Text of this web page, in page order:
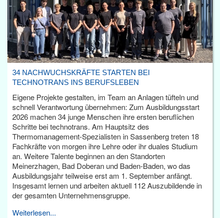
34 NACHWUCHSKRÄFTE STARTEN BEI
TECHNOTRANS INS BERUFSLEBEN
Eigene Projekte gestalten, im Team an Anlagen tüfteln und
schnell Verantwortung übernehmen: Zum Ausbildungsstart
2026 machen 34 junge Menschen ihre ersten beruflichen
Schritte bei technotrans. Am Hauptsitz des
Thermomanagement-Spezialisten in Sassenberg treten 18
Fachkräfte von morgen ihre Lehre oder ihr duales Studium
an. Weitere Talente beginnen an den Standorten
Meinerzhagen, Bad Doberan und Baden-Baden, wo das
Ausbildungsjahr teilweise erst am 1. September anfängt.
Insgesamt lernen und arbeiten aktuell 112 Auszubildende in
der gesamten Unternehmensgruppe.
Weiterlesen...